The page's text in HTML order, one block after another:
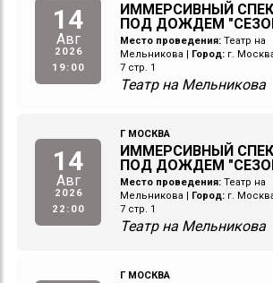
14
Авг
2026
19:00
ИММЕРСИВНЫЙ
ПОД ДОЖДЕМ
Место проведения: Театр на
Мельникова
Город: г.
7 стр. 1
Театр на Мельникова
14
Авг
2026
22:00
Г МОСКВА
ИММЕРСИВНЫЙ
ПОД ДОЖДЕМ
Место проведения: Театр на
Мельникова
Город: г.
7 стр. 1
Театр на Мельникова
Г МОСКВА